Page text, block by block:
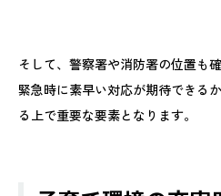
そして、警察署や消防署の位置も
緊急時に素早い対応が期待できる
る上で重要な要素となります。